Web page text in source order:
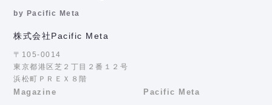
by Pacific Meta
株式会社Pacific Meta
〒105-0014
東京都港区芝２丁目２番１２号
浜松町ＰＲＥＸ８階
Magazine Pacific Meta